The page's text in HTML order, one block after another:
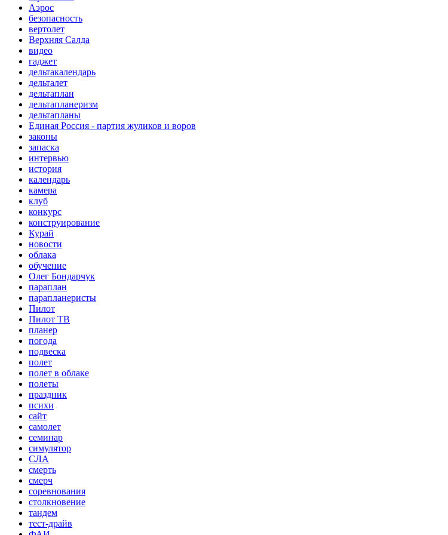
Аэрос
безопасность
вертолет
Верхняя Салда
видео
гаджет
дельтакалендарь
дельталет
дельтаплан
дельтапланеризм
дельтапланы
Единая Россия - партия жуликов и воров
законы
запаска
интервью
история
календарь
камера
клуб
конкурс
конструирование
Курай
новости
облака
обучение
Олег Бондарчук
параплан
парапланеристы
Пилот
Пилот ТВ
планер
погода
подвеска
полет
полет в облаке
полеты
праздник
психи
сайт
самолет
семинар
симулятор
СЛА
смерть
смерч
соревнования
столкновение
тандем
тест-драйв